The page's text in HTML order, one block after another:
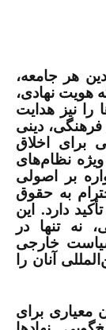
هر جامعه،
هویت نهادی،
را نیز هدایت
دینی
برای اخلاق
ویژه نظام‌های
بر اصولی
به حقوق
دارد. این
نه تنها در
خارجی
آنان را
معیاری برای